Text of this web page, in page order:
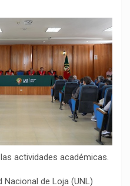
r
actividades académicas.
Nacional de Loja (UNL)